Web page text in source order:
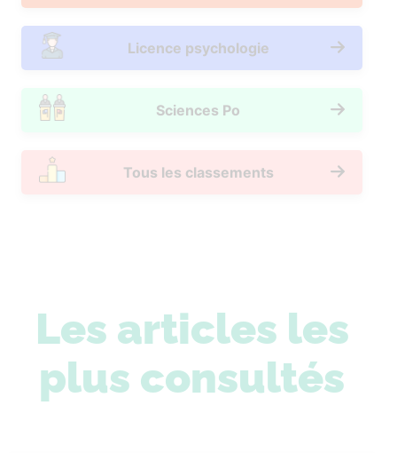
Licence psychologie
Sciences Po
Tous les classements
Les articles les
plus consultés